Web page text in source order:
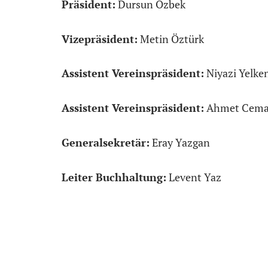
Präsident: Dursun Özbek
Vizepräsident: Metin Öztürk
Assistent Vereinspräsident: Niyazi
Assistent Vereinspräsident: Ahmet
Generalsekretär: Eray Yazgan
Leiter Buchhaltung: Levent Yaz